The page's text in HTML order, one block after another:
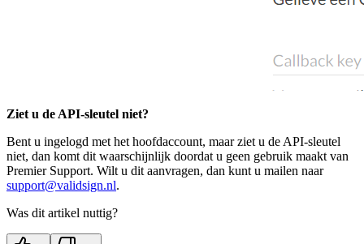
Ziet u de API-sleutel niet?
Bent u ingelogd met het hoofdaccount, maar ziet u de API-sleutel
niet, dan komt dit waarschijnlijk doordat u geen gebruik maakt van
Premier Support. Wilt u dit aanvragen, dan kunt u mailen naar
support@validsign.nl.
Was dit artikel nuttig?